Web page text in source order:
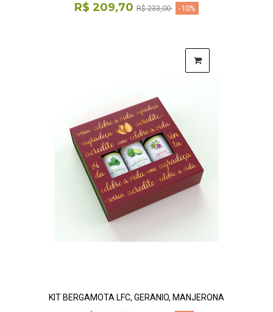
R$ 209,70 R$ 233,00 -10%
KIT BERGAMOTA LFC, GERÂNIO, MANJERONA